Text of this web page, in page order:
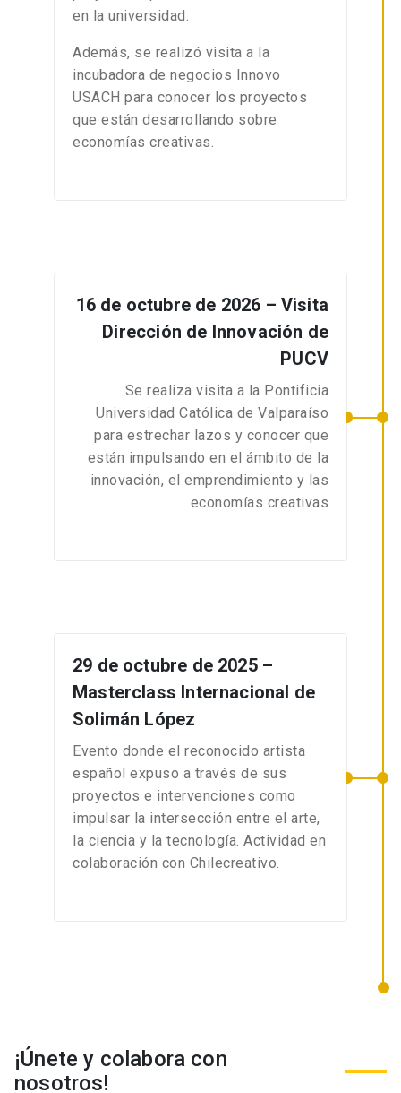
en la universidad.
Además, se realizó visita a la
incubadora de negocios Innovo
USACH para conocer los proyectos
que están desarrollando sobre
economías creativas.
16 de octubre de 2026 – Visita
Dirección de Innovación de
PUCV
Se realiza visita a la Pontificia
Universidad Católica de Valparaíso
para estrechar lazos y conocer que
están impulsando en el ámbito de la
innovación, el emprendimiento y las
economías creativas
29 de octubre de 2025 –
Masterclass Internacional de
Solimán López
Evento donde el reconocido artista
español expuso a través de sus
proyectos e intervenciones como
impulsar la intersección entre el arte,
la ciencia y la tecnología. Actividad en
colaboración con Chilecreativo.
¡Únete y colabora con
nosotros!